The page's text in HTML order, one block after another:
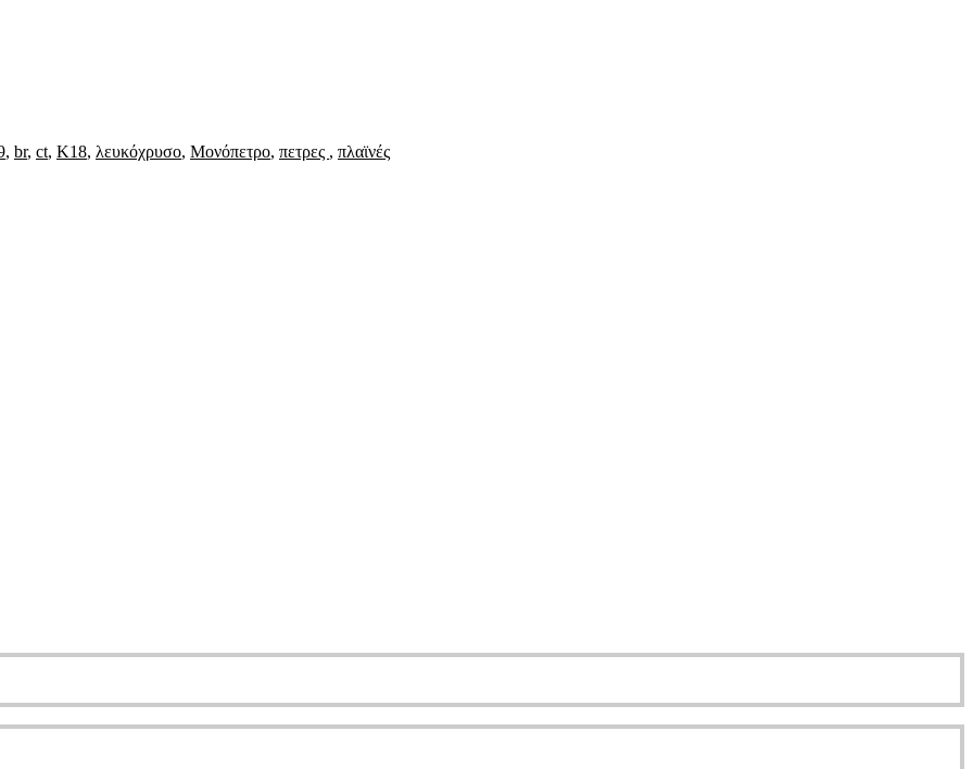
, br, ct, Κ18, λευκόχρυσο, Μονόπετρο, πετρες , πλαϊνές